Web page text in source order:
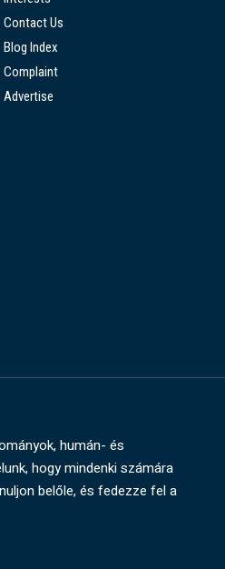
Contact Us
Blog Index
Complaint
Advertise
humán- és
hogy mindenki számára
belőle, és fedezze fel a